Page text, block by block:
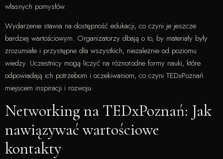
własnych pomysłów.
Wydarzenie stawia na dostępność edukacji, co czyni je jeszcze
bardziej wartościowym. Organizatorzy dbają o to, by materiały były
zrozumiałe i przystępne dla wszystkich, niezależnie od poziomu
wiedzy. Uczestnicy mogą liczyć na różnorodne formy nauki, które
odpowiadają ich potrzebom i oczekiwaniom, co czyni TEDxPoznań
miejscem inspiracji i rozwoju.
Networking na TEDxPoznań: Jak
nawiązywać wartościowe
kontakty